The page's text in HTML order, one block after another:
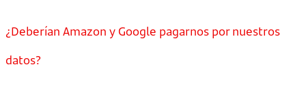
¿Deberían Amazon y Google pagarnos por nuestros
datos?